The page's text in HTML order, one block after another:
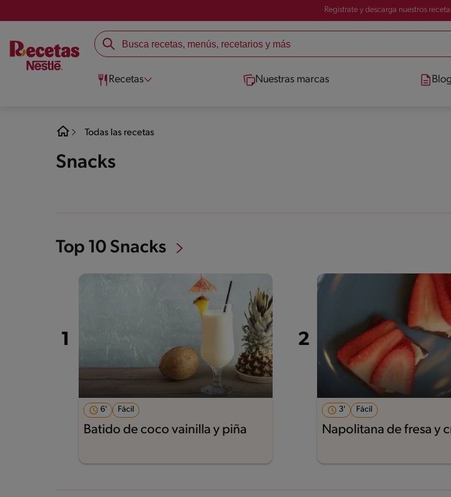
Registrate y descarga nuestros
Recetas Nuestras marcas Blog
Todas las recetas
Snacks
Top 10 Snacks
6' Fácil
Batido de coco vainilla y piña
3' Fácil
Napolitana de fresa y